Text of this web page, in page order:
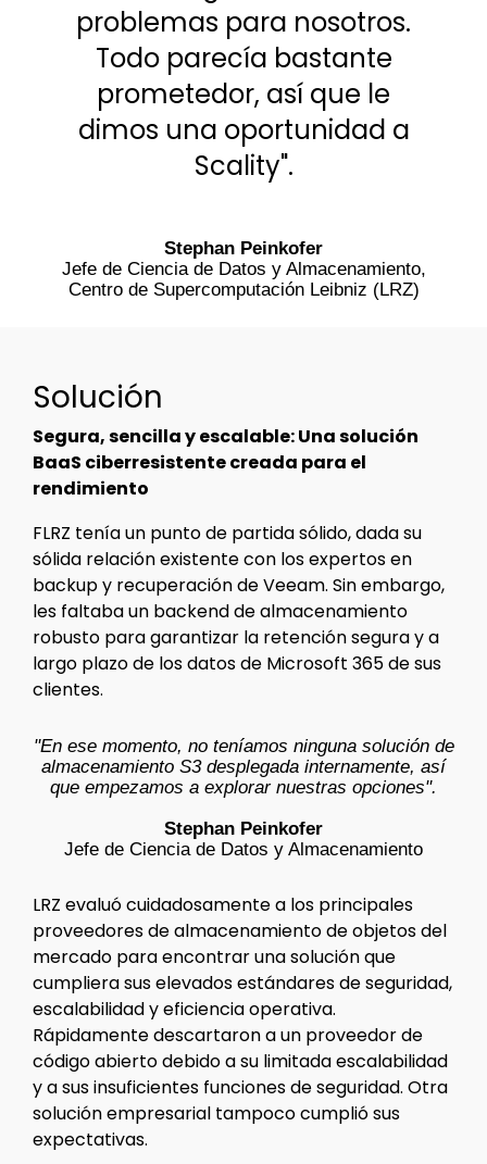
problemas para nosotros.
Todo parecía bastante
prometedor, así que le
dimos una oportunidad a
Scality".
Stephan Peinkofer
Jefe de Ciencia de Datos y Almacenamiento,
Centro de Supercomputación Leibniz (LRZ)
Solución
Segura, sencilla y escalable: Una solución
BaaS ciberresistente creada para el
rendimiento
FLRZ tenía un punto de partida sólido, dada su
sólida relación existente con los expertos en
backup y recuperación de Veeam. Sin embargo,
les faltaba un backend de almacenamiento
robusto para garantizar la retención segura y a
largo plazo de los datos de Microsoft 365 de sus
clientes.
"En ese momento, no teníamos ninguna solución de
almacenamiento S3 desplegada internamente, así
que empezamos a explorar nuestras opciones".
Stephan Peinkofer
Jefe de Ciencia de Datos y Almacenamiento
LRZ evaluó cuidadosamente a los principales
proveedores de almacenamiento de objetos del
mercado para encontrar una solución que
cumpliera sus elevados estándares de seguridad,
escalabilidad y eficiencia operativa.
Rápidamente descartaron a un proveedor de
código abierto debido a su limitada escalabilidad
y a sus insuficientes funciones de seguridad. Otra
solución empresarial tampoco cumplió sus
expectativas.